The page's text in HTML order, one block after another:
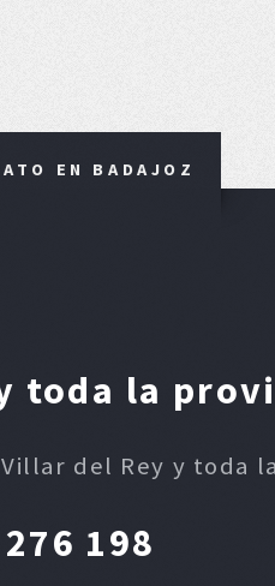
EN BADAJOZ
toda la
del Rey y toda
198